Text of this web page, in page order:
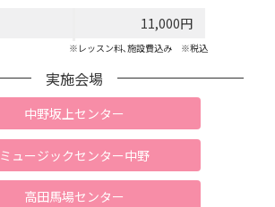
11,000円
※レッスン料､施設費込み ※税込
実施会場
中野坂上センター
ミュージックセンター中野
高田馬場センター